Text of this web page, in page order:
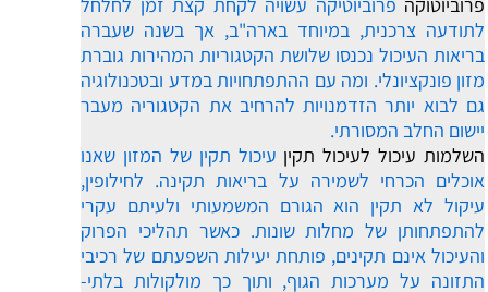
פרוביוטוקה פרוביוטיקה עשויה לקחת קצת זמן לחלחל
לתודעה צרכנית, במיוחד בארה"ב, אך בשנה שעברה
בריאות העיכול נכנסו שלושת הקטגוריות המהירות גוברת
מזון פונקציונלי. ומה עם ההתפתחויות במדע ובטכנולוגיה
גם לבוא יותר הזדמנויות להרחיב את הקטגוריה מעבר
יישום החלב המסורתי.
השלמות עיכול לעיכול תקין עיכול תקין של המזון שאנו
אוכלים הכרחי לשמירה על בריאות תקינה. לחילופין,
עיקול לא תקין הוא הגורם המשמעותי ולעיתם עקרי
להתפתחותן של מחלות שונות. כאשר תהליכי הפרוק
והעיכול אינם תקינים, פותחת יעילות השפעתם של רכיבי
התזונה על מערכות הגוף, ותוך כך מולקולות בלתי-